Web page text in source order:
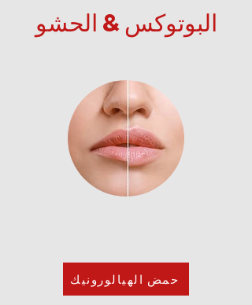
البوتوكس & الحشو
حمض الهيالورونيك